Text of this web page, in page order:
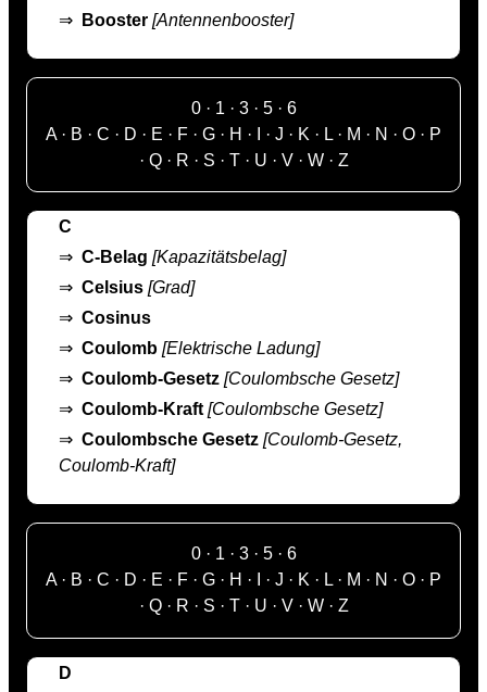
⇒
Booster [Antennenbooster]
0· 1 · 3· 5· 6
A· B · C · D · E · F · G · H · · J · K · L · M · N · O · P
· Q· R · S · T· U · V· W· Z
C
⇒ C-Belag [Kapazitätsbelag]
⇒ Celsius [Grad]
⇒ Cosinus
⇒ Coulomb [Elektrische Ladung]
⇒ Coulomb-Gesetz [Coulombsche Gesetz]
⇒ Coulomb-Kraft [Coulombsche Gesetz]
⇒ Coulombsche Gesetz [Coulomb-Gesetz,
Coulomb-Kraft]
0· 1· 3· 5· 6
A· B · C · D · E · F · G · H · · J · K · L· M · N · O · P
· Q· R · S · T · U · V · W· Z
D